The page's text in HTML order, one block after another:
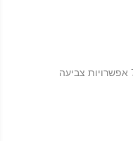
המשתמשים יכולים לבחור פרופילי ניגודי צבע שונים כגון אור, כהה, הפוך ושחור-לבן. בנוסף, משתמשים יכולים להחליף ערכות צבע של כותרות, טקסטים ורקעים, עם מעל 7 אפשרויות צביעה